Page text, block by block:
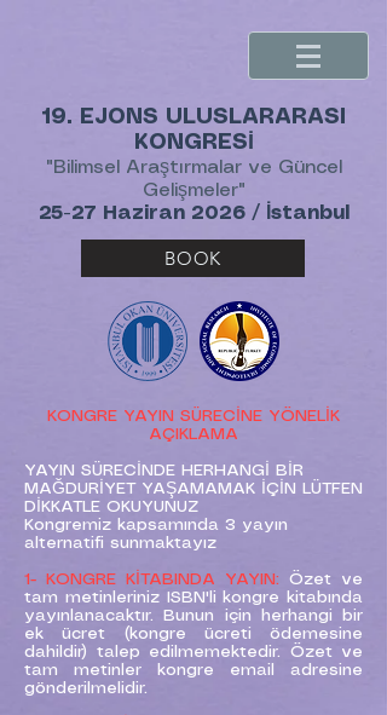
19. EJONS ULUSLARARASI
KONGRESİ
"Bilimsel Araştırmalar ve Güncel
Gelişmeler"
25-27 Haziran 2026 / İstanbul
BOOK
KONGRE YAYIN SÜRECİNE YÖNELİK
AÇIKLAMA
YAYIN SÜRECİNDE HERHANGİ BİR
MAĞDURİYET YAŞAMAMAK İÇİN LÜTFEN
DİKKATLE OKUYUNUZ
Kongremiz kapsamında 3 yayın
alternatifi sunmaktayız
1- KONGRE KİTABINDA YAYIN: Özet ve
tam metinleriniz ISBN'li kongre kitabında
yayınlanacaktır. Bunun için herhangi bir
ek ücret (kongre ücreti ödemesine
dahildir) talep edilmemektedir. Özet ve
tam metinler kongre email adresine
gönderilmelidir.